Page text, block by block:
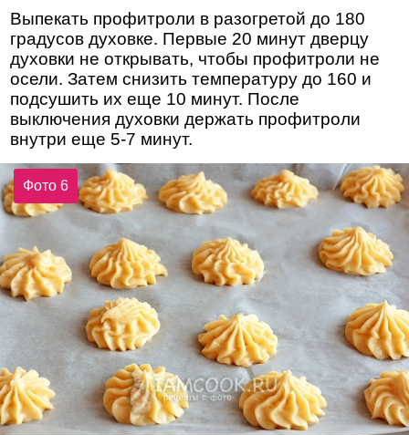
Выпекать профитроли в разогретой до 180
градусов духовке. Первые 20 минут дверцу
духовки не открывать, чтобы профитроли не
осели. Затем снизить температуру до 160 и
подсушить их еще 10 минут. После
выключения духовки держать профитроли
внутри еще 5-7 минут.
Фото 6